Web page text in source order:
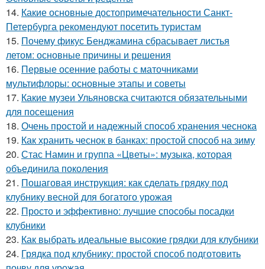
14. Какие основные достопримечательности Санкт-
Петербурга рекомендуют посетить туристам
15. Почему фикус Бенджамина сбрасывает листья
летом: основные причины и решения
16. Первые осенние работы с маточниками
мультифлоры: основные этапы и советы
17. Какие музеи Ульяновска считаются обязательными
для посещения
18. Очень простой и надежный способ хранения чеснока
19. Как хранить чеснок в банках: простой способ на зиму
20. Стас Намин и группа «Цветы»: музыка, которая
объединила поколения
21. Пошаговая инструкция: как сделать грядку под
клубнику весной для богатого урожая
22. Просто и эффективно: лучшие способы посадки
клубники
23. Как выбрать идеальные высокие грядки для клубники
24. Грядка под клубнику: простой способ подготовить